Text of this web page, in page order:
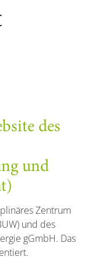
des
und
Zentrum
und des
gGmbH. Das